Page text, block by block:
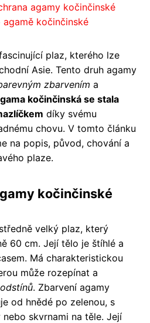
agamy kočinčinské
kočinčinské
plaz, kterého lze
Asie. Tento druh agamy
zbarvením a
kočinčinská se stala
díky svému
chovu. V tomto článku
na popis, původ, chování a
plaze.
kočinčinské
velký plaz, který
60 cm. Její tělo je štíhlé a
Má charakteristickou
může rozepínat a
. Zbarvení agamy
od hnědé po zelenou, s
skvrnami na těle. Její